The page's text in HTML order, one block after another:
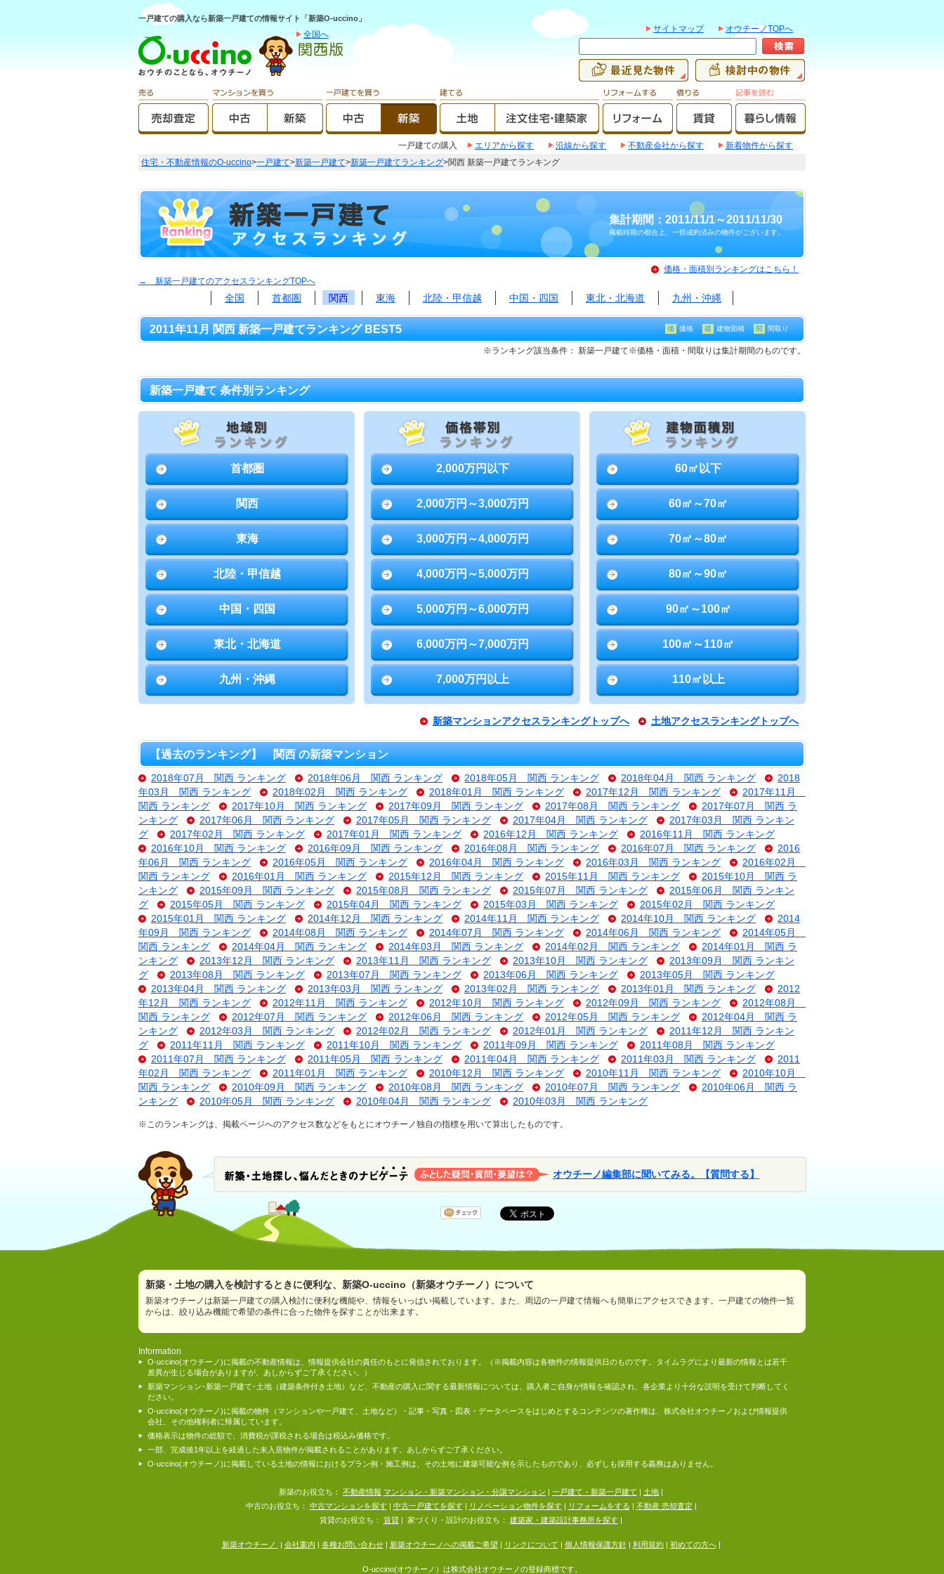
一戸建ての購入なら新築一戸建ての情報サイト「新築O-uccino」
全国へ
サイトマップ オウチーノTOPへ
一戸建ての購入 エリアから探す 沿線から探す 不動産会社から探す
新着物件から探す
住宅・不動産情報のO-uccino>一戸建て>新築一戸建て>新築一戸建てランキング>関西 新築一戸建てランキング
集計期間：2011/11/1～2011/11/30
掲載時期の都合上、一部成約済みの物件がございます。
価格・面積別ランキングはこちら！
→ 新築一戸建てのアクセスランキングTOPへ
全国 首都圏 関西 東海 北陸・甲信越 中国・四国 東北・北海道 九州・沖縄
2011年11月 関西 新築一戸建てランキング BEST5 価 価格 建 建物面積 間 間取り
※ランキング該当条件： 新築一戸建て※価格・面積・間取りは集計期間のものです。
新築一戸建て 条件別ランキング
首都圏
関西
東海
北陸・甲信越
中国・四国
東北・北海道
九州・沖縄
2,000万円以下
2,000万円～3,000万円
3,000万円～4,000万円
4,000万円～5,000万円
5,000万円～6,000万円
6,000万円～7,000万円
7,000万円以上
60㎡以下
60㎡～70㎡
70㎡～80㎡
80㎡～90㎡
90㎡～100㎡
100㎡～110㎡
110㎡以上
新築マンションアクセスランキングトップへ 土地アクセスランキングトップへ
【過去のランキング】 関西 の新築マンション
2018年07月 関西 ランキング 2018年06月 関西 ランキング 2018年05月 関西 ランキング 2018年04月 関西 ランキング
2018
年03月 関西 ランキング
2018年02月 関西 ランキング 2018年01月 関西 ランキング 2017年12月 関西 ランキング
2017年11月
関西 ランキング
2017年10月 関西 ランキング 2017年09月 関西 ランキング 2017年08月 関西 ランキング
2017年07月 関西 ラ
ンキング
2017年06月 関西 ランキング 2017年05月 関西 ランキング 2017年04月 関西 ランキング
2017年03月 関西 ランキン
グ
2017年02月 関西 ランキング 2017年01月 関西 ランキング 2016年12月 関西 ランキング
2016年11月 関西 ランキング
2016年10月 関西 ランキング
2016年09月 関西 ランキング 2016年08月 関西 ランキング 2016年07月 関西 ランキング
2016
年06月 関西 ランキング
2016年05月 関西 ランキング 2016年04月 関西 ランキング 2016年03月 関西 ランキング
2016年02月
関西 ランキング
2016年01月 関西 ランキング 2015年12月 関西 ランキング 2015年11月 関西 ランキング
2015年10月 関西 ラ
ンキング
2015年09月 関西 ランキング 2015年08月 関西 ランキング 2015年07月 関西 ランキング
2015年06月 関西 ランキン
グ
2015年05月 関西 ランキング 2015年04月 関西 ランキング 2015年03月 関西 ランキング
2015年02月 関西 ランキング
2015年01月 関西 ランキング
2014年12月 関西 ランキング 2014年11月 関西 ランキング 2014年10月 関西 ランキング
2014
年09月 関西 ランキング
2014年08月 関西 ランキング 2014年07月 関西 ランキング 2014年06月 関西 ランキング
2014年05月
関西 ランキング
2014年04月 関西 ランキング 2014年03月 関西 ランキング 2014年02月 関西 ランキング
2014年01月 関西 ラ
ンキング
2013年12月 関西 ランキング 2013年11月 関西 ランキング 2013年10月 関西 ランキング
2013年09月 関西 ランキン
グ
2013年08月 関西 ランキング 2013年07月 関西 ランキング 2013年06月 関西 ランキング
2013年05月 関西 ランキング
2013年04月 関西 ランキング
2013年03月 関西 ランキング 2013年02月 関西 ランキング 2013年01月 関西 ランキング
2012
年12月 関西 ランキング
2012年11月 関西 ランキング 2012年10月 関西 ランキング 2012年09月 関西 ランキング
2012年08月
関西 ランキング
2012年07月 関西 ランキング 2012年06月 関西 ランキング 2012年05月 関西 ランキング
2012年04月 関西 ラ
ンキング
2012年03月 関西 ランキング 2012年02月 関西 ランキング 2012年01月 関西 ランキング
2011年12月 関西 ランキン
グ
2011年11月 関西 ランキング 2011年10月 関西 ランキング 2011年09月 関西 ランキング
2011年08月 関西 ランキング
2011年07月 関西 ランキング
2011年05月 関西 ランキング 2011年04月 関西 ランキング 2011年03月 関西 ランキング
2011
年02月 関西 ランキング
2011年01月 関西 ランキング 2010年12月 関西 ランキング 2010年11月 関西 ランキング
2010年10月
関西 ランキング
2010年09月 関西 ランキング 2010年08月 関西 ランキング 2010年07月 関西 ランキング
2010年06月 関西 ラ
ンキング
2010年05月 関西 ランキング 2010年04月 関西 ランキング 2010年03月 関西 ランキング
※このランキングは、掲載ページへのアクセス数などをもとにオウチーノ独自の指標を用いて算出したものです。
オウチーノ編集部に聞いてみる。【質問する】
新築・土地の購入を検討するときに便利な、新築O-uccino（新築オウチーノ）について
新築オウチーノは新築一戸建ての購入検討に便利な機能や、情報をいっぱい掲載しています。また、周辺の一戸建て情報へも簡単にアクセスできます。一戸建ての物件一覧
からは、絞り込み機能で希望の条件に合った物件を探すことが出来ます。
Information
O-uccino(オウチーノ)に掲載の不動産情報は、情報提供会社の責任のもとに発信されております。（※掲載内容は各物件の情報提供日のものです。タイムラグにより最新の情報とは若干
差異が生じる場合がありますが、あしからずご了承ください。）
新築マンション･新築一戸建て･土地（建築条件付き土地）など、不動産の購入に関する最新情報については、購入者ご自身が情報を確認され、各企業より十分な説明を受けて判断してく
ださい。
O-uccino(オウチーノ)に掲載の物件（マンションや一戸建て、土地など）・記事・写真・図表・データベースをはじめとするコンテンツの著作権は、株式会社オウチーノおよび情報提供
会社、その他権利者に帰属しています。
価格表示は物件の総額で、消費税が課税される場合は税込み価格です。
一部、完成後1年以上を経過した未入居物件が掲載されることがあります。あしからずご了承ください。
O-uccino(オウチーノ)に掲載している土地の情報におけるプラン例・施工例は、その土地に建築可能な例を示したものであり、必ずしも採用する義務はありません。
新築のお役立ち： 不動産情報 マンション・新築マンション・分譲マンション 一戸建て・新築一戸建て 土地
中古のお役立ち：
中古マンションを探す| 中古一戸建てを探す| リノベーション物件を探す| リフォームをする 不動産 売却査定
賃貸のお役立ち：
賃貸 家づくり・設計のお役立ち： 建築家・建築設計事務所を探す
新築オウチーノ 会社案内 各種お問い合わせ| 新築オウチーノへの掲載ご希望 リンクについて 個人情報保護方針| 利用規約| 初めての方へ|
O-uccino(オウチーノ）は株式会社オウチーノの登録商標です。